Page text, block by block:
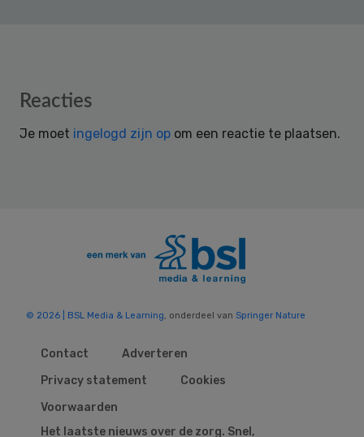
Reader
Reacties
Je moet ingelogd zijn op om een reactie te plaatsen.
© 2026 | BSL Media & Learning, onderdeel van Springer Nature
Contact
Adverteren
Privacy statement
Cookies
Voorwaarden
Het laatste nieuws over de zorg. Snel,